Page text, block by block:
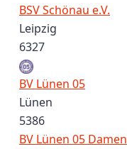
BSV Schönau e.V.
Leipzig
6327
BV Lünen 05
Lünen
5386
BV Lünen 05 Damen